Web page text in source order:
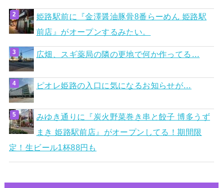
姫路駅前に『金澤醤油豚骨8番らーめん 姫路駅
前店』がオープンするみたい。
広畑、スギ薬局の隣の更地で何か作ってる…
ピオレ姫路の入口に気になるお知らせが…
みゆき通りに『炭火野菜巻き串と餃子 博多うず
まき 姫路駅前店』がオープンしてる！期間限
定！生ビール1杯88円も